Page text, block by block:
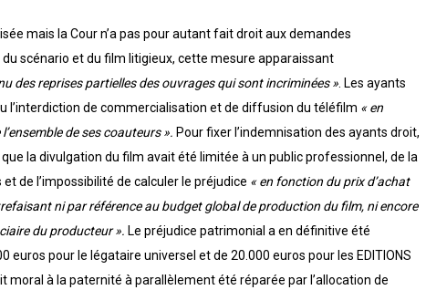
mais la Cour n’a pas pour autant fait droit aux demandes
du scénario et du film litigieux, cette mesure apparaissant
des reprises partielles des ouvrages qui sont incriminées ». Les ayants
l’interdiction de commercialisation et de diffusion du téléfilm « en
de ses coauteurs ». Pour fixer l’indemnisation des ayants droit,
la divulgation du film avait été limitée à un public professionnel, de la
de l’impossibilité de calculer le préjudice « en fonction du prix d’achat
ni par référence au budget global de production du film, ni encore
du producteur ». Le préjudice patrimonial a en définitive été
euros pour le légataire universel et de 20.000 euros pour les EDITIONS
moral à la paternité à parallèlement été réparée par l’allocation de